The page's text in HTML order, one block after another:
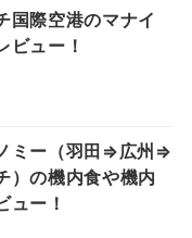
国際空港のマナイ
ビュー！
ミー（羽田⇒広州⇒
）の機内食や機内
ュー！